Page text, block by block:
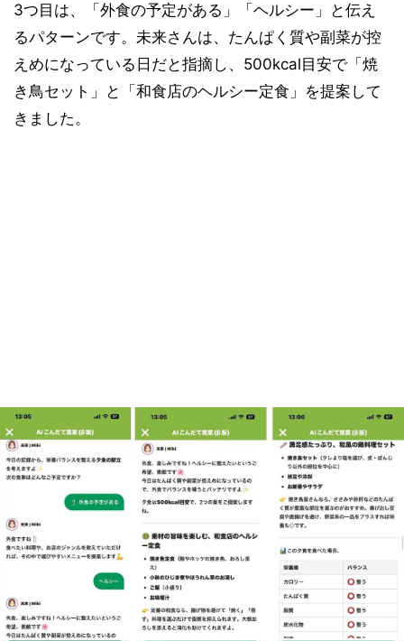
3つ目は、「外食の予定がある」「ヘルシー」と伝え
るパターンです。未来さんは、たんぱく質や副菜が控
えめになっている日だと指摘し、500kcal目安で「焼
き鳥セット」と「和食店のヘルシー定食」を提案して
きました。